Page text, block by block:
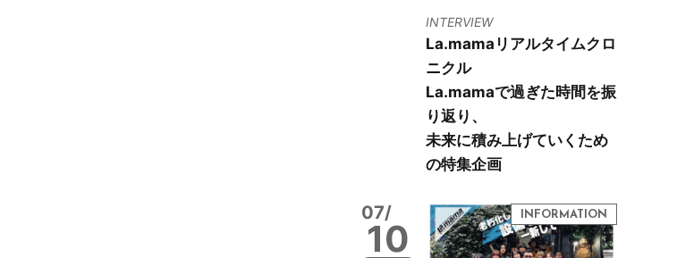
INTERVIEW
La.mamaリアルタイムクロ
ニクル
La.mamaで過ぎた時間を振
り返り、
未来に積み上げていくため
の特集企画
07/
10